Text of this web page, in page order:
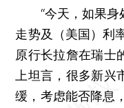
“今天，如果身
走势及（美国）利
原行长拉詹在瑞士
上坦言，很多新
缓，考虑能否降息